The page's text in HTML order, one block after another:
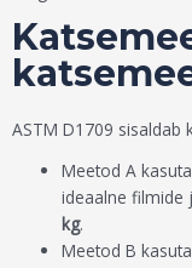
ASTM D1709 sisaldab
Meetod A
ideaalne filmide
kg.
Meetod B